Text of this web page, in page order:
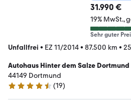
31.990 €
19% MwSt.
Sehr guter
Unfallfrei • EZ 11/2014• 87.500 km •
Autohaus Hinter dem Salze Dortmund
44149 Dortmund
4.4 Sterne
(19)